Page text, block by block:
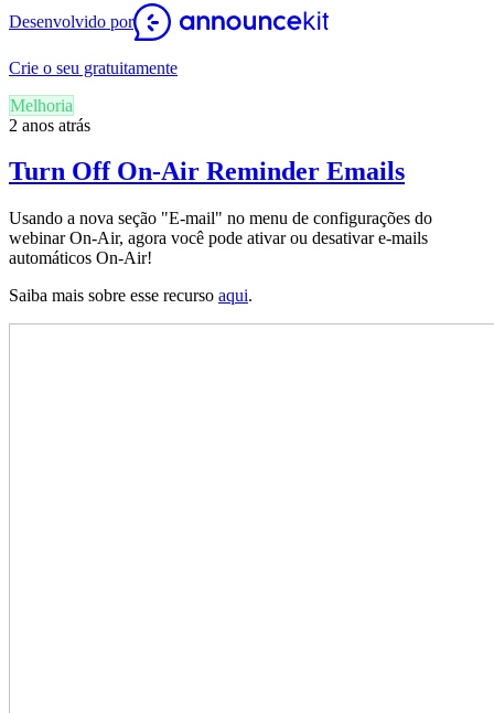
Desenvolvido por
Crie o seu gratuitamente
Melhoria
2 anos atrás
Turn Off On-Air Reminder Emails
Usando a nova seção "E-mail" no menu de configurações do
webinar On-Air, agora você pode ativar ou desativar e-mails
automáticos On-Air!
Saiba mais sobre esse recurso aqui.